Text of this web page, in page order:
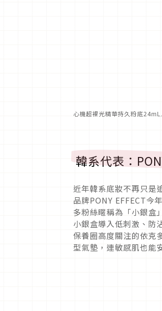
心機超裸光精華持久粉底
韓系代表：
近年韓系底妝不再只是
品牌PONY EFFECT今
多粉絲暱稱為「小銀盒
小銀盒導入低刺激、防
保養圈高度關注的依克
型氣墊，連敏感肌也能